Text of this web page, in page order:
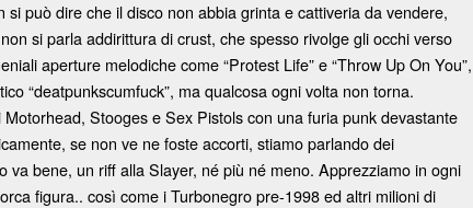
può dire che il disco non abbia grinta e cattiveria da vendere,
si parla addirittura di crust, che spesso rivolge gli occhi verso
aperture melodiche come “Protest Life” e “Throw Up On You”,
“deatpunkscumfuck”, ma qualcosa ogni volta non torna.
Stooges e Sex Pistols con una furia punk devastante
se non ve ne foste accorti, stiamo parlando dei
va bene, un riff alla Slayer, né più né meno. Apprezziamo in ogni
figura.. così come i Turbonegro pre-1998 ed altri milioni di